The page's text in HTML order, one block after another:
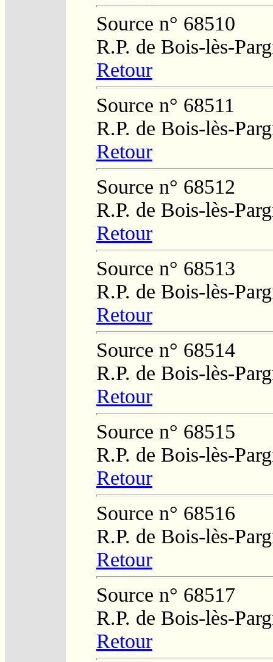
Source n° 68510
R.P. de Bois-lès-
Retour
Source n° 68511
R.P. de Bois-lès-
Retour
Source n° 68512
R.P. de Bois-lès-
Retour
Source n° 68513
R.P. de Bois-lès-
Retour
Source n° 68514
R.P. de Bois-lès-
Retour
Source n° 68515
R.P. de Bois-lès-
Retour
Source n° 68516
R.P. de Bois-lès-
Retour
Source n° 68517
R.P. de Bois-lès-
Retour